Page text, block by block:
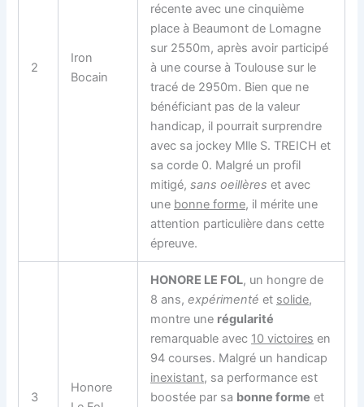
2
Iron
Bocain
récente avec une cinquième
place à Beaumont de Lomagne
sur 2550m, après avoir participé
à une course à Toulouse sur le
tracé de 2950m. Bien que ne
bénéficiant pas de la valeur
handicap, il pourrait surprendre
avec sa jockey Mlle S. TREICH et
sa corde 0. Malgré un profil
mitigé,sans oeillères et avec
une bonne forme, il mérite une
attention particulière dans cette
épreuve.
3
Honore
HONORE LE FOL, un hongre de
8 ans,expérimenté et solide,
montre une régularité
remarquable avec 10 victoires en
94 courses. Malgré un handicap
inexistant, sa performance est
boostée par sa bonne forme et